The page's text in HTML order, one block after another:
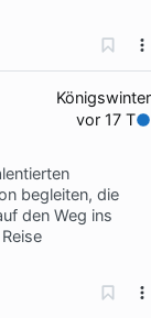
Königswinter
vor 17 T
begleiten, die
den Weg ins